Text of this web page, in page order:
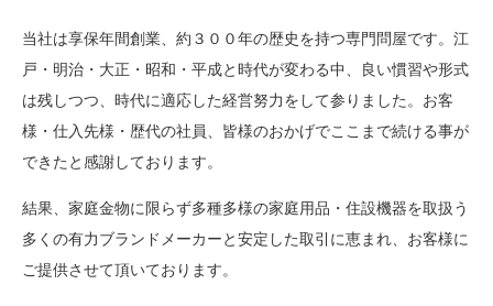
当社は享保年間創業、約３００年の歴史を持つ専門問屋です。江
戸・明治・大正・昭和・平成と時代が変わる中、良い慣習や形式
は残しつつ、時代に適応した経営努力をして参りました。 お客
様・仕入先様・歴代の社員、皆様のおかげでここまで続ける事が
できたと感謝しております。
結果、家庭金物に限らず多種多様の家庭用品・住設機器を取扱う
多くの有力ブランドメーカーと安定した取引に恵まれ、お客様に
ご提供させて頂いております。